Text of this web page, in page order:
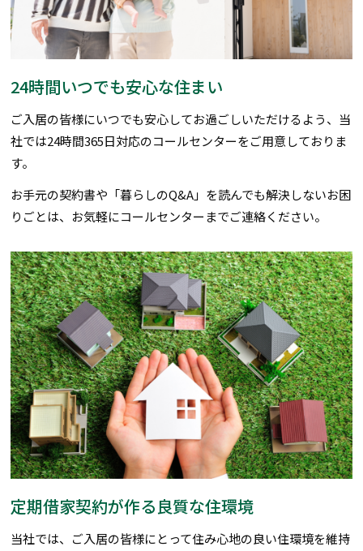
24時間いつでも安心な住まい
ご入居の皆様にいつでも安心してお過ごしいただけるよう、当
社では24時間365日対応のコールセンターをご用意しておりま
す。
お手元の契約書や「暮らしのQ&A」を読んでも解決しないお困
りごとは、お気軽にコールセンターまでご連絡ください。
定期借家契約が作る良質な住環境
当社では、ご入居の皆様にとって住み心地の良い住環境を維持